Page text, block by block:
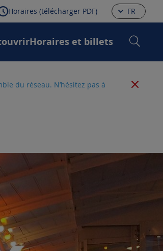
Horaires (télécharger PDF) FR
Horaires et billets
du réseau. N’hésitez pas à